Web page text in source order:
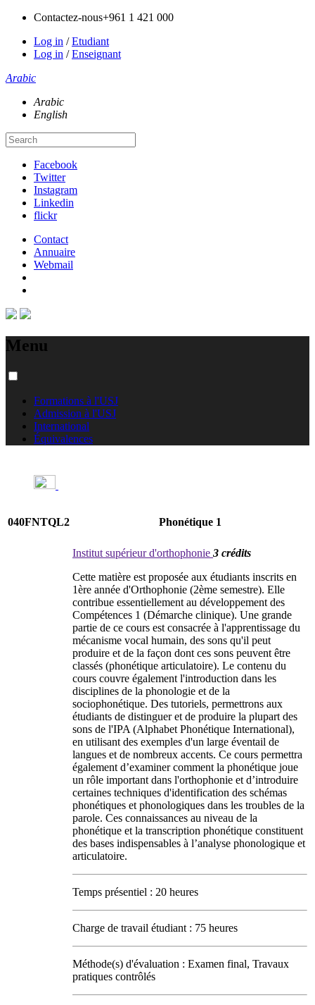
Contactez-nous+961 1 421 000
Log in /Etudiant
Log in /Enseignant
Arabic
Arabic
English
Facebook
Twitter
Instagram
Linkedin
flickr
Contact
Annuaire
Webmail
Menu
Formations à l'USJ
Admission à l'USJ
International
Équivalences
040FNTQL2 Phonétique 1
Institut supérieur d'orthophonie 3 crédits
Cette matière est proposée aux étudiants inscrits en
1ère année d'Orthophonie (2ème semestre). Elle
contribue essentiellement au développement des
Compétences 1 (Démarche clinique). Une grande
partie de ce cours est consacrée à l'apprentissage du
mécanisme vocal humain, des sons qu'il peut
produire et de la façon dont ces sons peuvent être
classés (phonétique articulatoire). Le contenu du
cours couvre également l'introduction dans les
disciplines de la phonologie et de la
sociophonétique. Des tutoriels, permettrons aux
étudiants de distinguer et de produire la plupart des
sons de l'IPA (Alphabet Phonétique International),
en utilisant des exemples d'un large éventail de
langues et de nombreux accents. Ce cours permettra
également d’examiner comment la phonétique joue
un rôle important dans l'orthophonie et d’introduire
certaines techniques d'identification des schémas
phonétiques et phonologiques dans les troubles de la
parole. Ces connaissances au niveau de la
phonétique et la transcription phonétique constituent
des bases indispensables à l’analyse phonologique et
articulatoire.
Temps présentiel : 20 heures
Charge de travail étudiant : 75 heures
Méthode(s) d'évaluation : Examen final, Travaux
pratiques contrôlés